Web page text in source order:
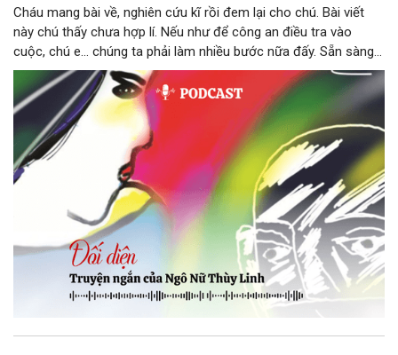
Cháu mang bài về, nghiên cứu kĩ rồi đem lại cho chú. Bài viết
này chú thấy chưa hợp lí. Nếu như để công an điều tra vào
cuộc, chú e… chúng ta phải làm nhiều bước nữa đấy. Sẵn sàng
thì tiếp tục nhé! Chú Minh cầm tập bài viết đưa lại cho Thy. Cô
ngại ngùng đỡ lấy. Đây là lần thứ ba, loạt bài phóng sự của mình
bị Tổng biên tập kêu lên để trả lại...